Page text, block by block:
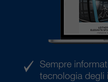
Sempre
tecnologia degli